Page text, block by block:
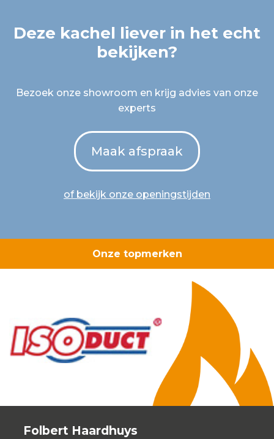
Deze kachel liever in het echt
bekijken?
Bezoek onze showroom en krijg advies van onze
experts
Maak afspraak
of bekijk onze openingstijden
Onze topmerken
Folbert Haardhuys